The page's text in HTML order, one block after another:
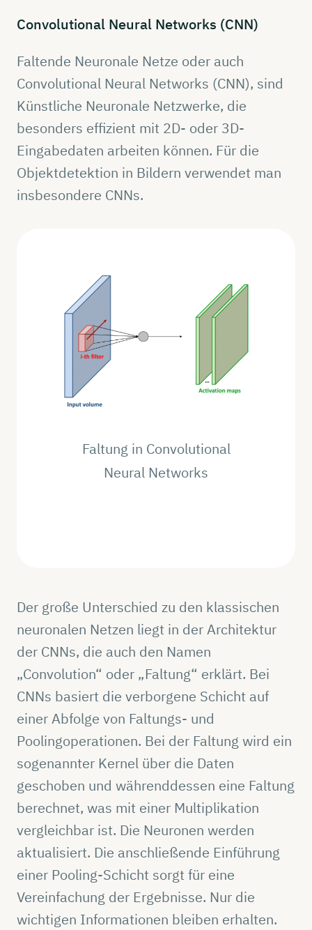
Convolutional Neural Networks (CNN)
Faltende Neuronale Netze oder auch
Convolutional Neural Networks (CNN), sind
Künstliche Neuronale Netzwerke, die
besonders effizient mit 2D- oder 3D-
Eingabedaten arbeiten können. Für die
Objektdetektion in Bildern verwendet man
insbesondere CNNs.
Faltung in Convolutional
Neural Networks
Der große Unterschied zu den klassischen
neuronalen Netzen liegt in der Architektur
der CNNs, die auch den Namen
„Convolution“ oder „Faltung“ erklärt. Bei
CNNs basiert die verborgene Schicht auf
einer Abfolge von Faltungs- und
Poolingoperationen. Bei der Faltung wird ein
sogenannter Kernel über die Daten
geschoben und währenddessen eine Faltung
berechnet, was mit einer Multiplikation
vergleichbar ist. Die Neuronen werden
aktualisiert. Die anschließende Einführung
einer Pooling-Schicht sorgt für eine
Vereinfachung der Ergebnisse. Nur die
wichtigen Informationen bleiben erhalten.